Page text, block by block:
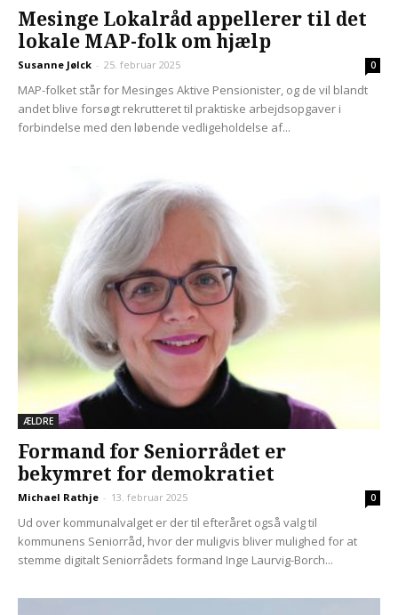
Mesinge Lokalråd appellerer til det
lokale MAP-folk om hjælp
Susanne Jølck - 25. februar 2025 0
MAP-folket står for Mesinges Aktive Pensionister, og de vil blandt
andet blive forsøgt rekrutteret til praktiske arbejdsopgaver i
forbindelse med den løbende vedligeholdelse af...
ÆLDRE
Formand for Seniorrådet er
bekymret for demokratiet
Michael Rathje - 13. februar 2025 0
Ud over kommunalvalget er der til efteråret også valg til
kommunens Seniorråd, hvor der muligvis bliver mulighed for at
stemme digitalt Seniorrådets formand Inge Laurvig-Borch...